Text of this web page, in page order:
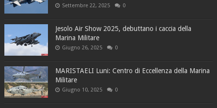
Settembre 22, 2025 0
Jesolo Air Show 2025, debuttano i caccia della
Marina Militare
Giugno 26, 2025 0
MARISTAELI Luni: Centro di Eccellenza della Marina
Militare
Giugno 10, 2025 0